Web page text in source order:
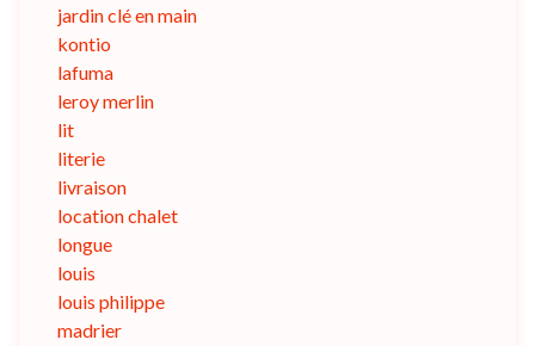
jardin clé en main
kontio
lafuma
leroy merlin
lit
literie
livraison
location chalet
longue
louis
louis philippe
madrier